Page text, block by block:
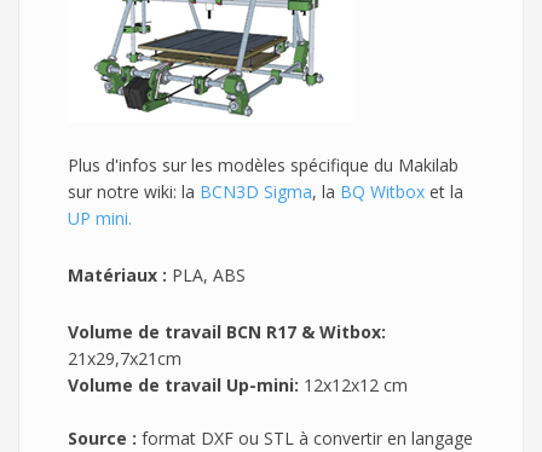
Plus d'infos sur les modèles spécifique du Makilab
sur notre wiki: la BCN3D Sigma, la BQ Witbox et la
UP mini.
Matériaux : PLA, ABS
Volume de travail BCN R17 & Witbox:
21x29,7x21cm
Volume de travail Up-mini: 12x12x12 cm
Source : format DXF ou STL à convertir en langage